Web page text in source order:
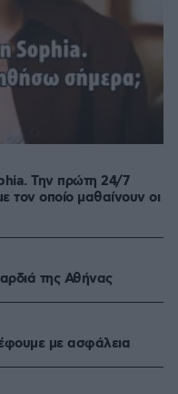
Την πρώτη 24/7
τον οποίο μαθαίνουν οι
της Αθήνας
με ασφάλεια